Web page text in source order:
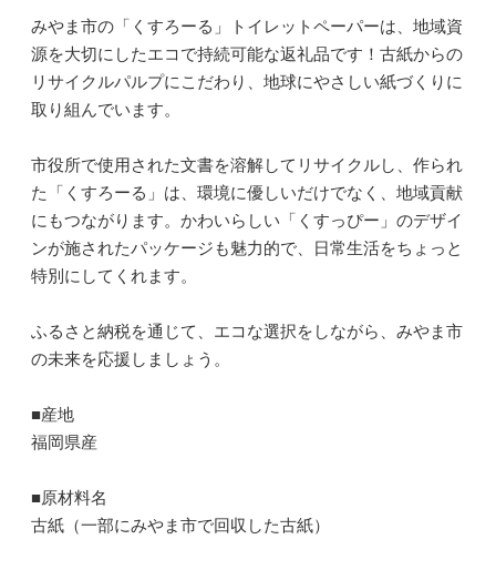
みやま市の「くすろーる」トイレットペーパーは、地域資
源を大切にしたエコで持続可能な返礼品です！古紙からの
リサイクルパルプにこだわり、地球にやさしい紙づくりに
取り組んでいます。
市役所で使用された文書を溶解してリサイクルし、作られ
た「くすろーる」は、環境に優しいだけでなく、地域貢献
にもつながります。かわいらしい「くすっぴー」のデザイ
ンが施されたパッケージも魅力的で、日常生活をちょっと
特別にしてくれます。
ふるさと納税を通じて、エコな選択をしながら、みやま市
の未来を応援しましょう。
■産地
福岡県産
■原材料名
古紙（一部にみやま市で回収した古紙）